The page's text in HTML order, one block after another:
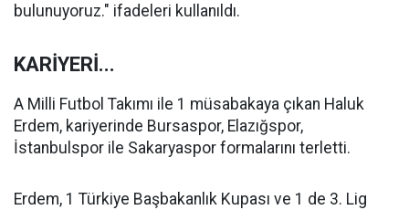
bulunuyoruz." ifadeleri kullanıldı.
KARİYERİ...
A Milli Futbol Takımı ile 1 müsabakaya çıkan Haluk
Erdem, kariyerinde Bursaspor, Elazığspor,
İstanbulspor ile Sakaryaspor formalarını terletti.
Erdem, 1 Türkiye Başbakanlık Kupası ve 1 de 3. Lig